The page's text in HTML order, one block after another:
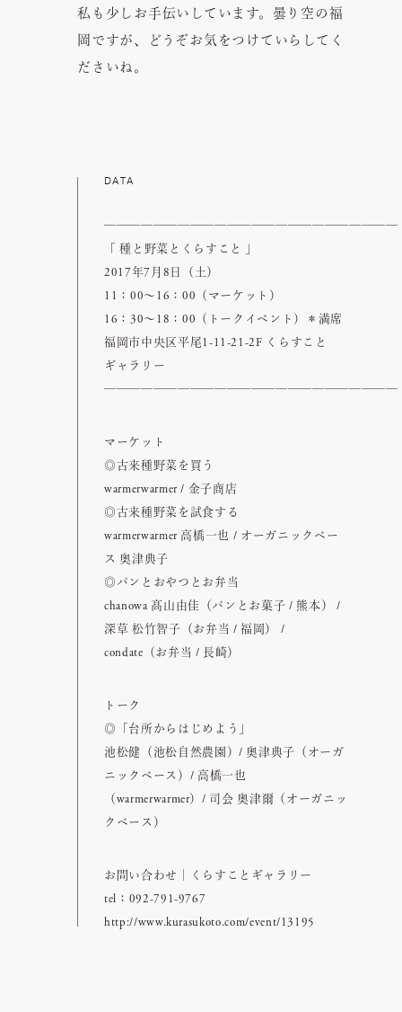
私も少しお手伝いしています。曇り空の福
岡ですが、どうぞお気をつけていらしてく
ださいね。
DATA
────────────────────────
「 種と野菜とくらすこと 」
2017年7月8日（土）
11：00〜16：00（マーケット）
16：30〜18：00（トークイベント）＊満席
福岡市中央区平尾1-11-21-2F くらすこと
ギャラリー
────────────────────────
マーケット
◎古来種野菜を買う
warmerwarmer / 金子商店
◎古来種野菜を試食する
warmerwarmer 高橋一也 / オーガニックベー
ス 奥津典子
◎パンとおやつとお弁当
chanowa 髙山由佳（パンとお菓子 / 熊本） /
深草 松竹智子（お弁当 / 福岡） /
condate（お弁当 / 長崎）
トーク
◎「台所からはじめよう」
池松健（池松自然農園）/ 奥津典子（オーガ
ニックベース）/ 高橋一也
（warmerwarmer）/ 司会 奥津爾（オーガニッ
クベース）
お問い合わせ｜くらすことギャラリー
tel：092-791-9767
http://www.kurasukoto.com/event/13195